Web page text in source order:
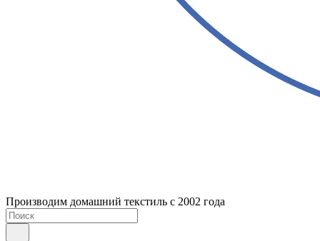
Производим домашний текстиль с 2002 года